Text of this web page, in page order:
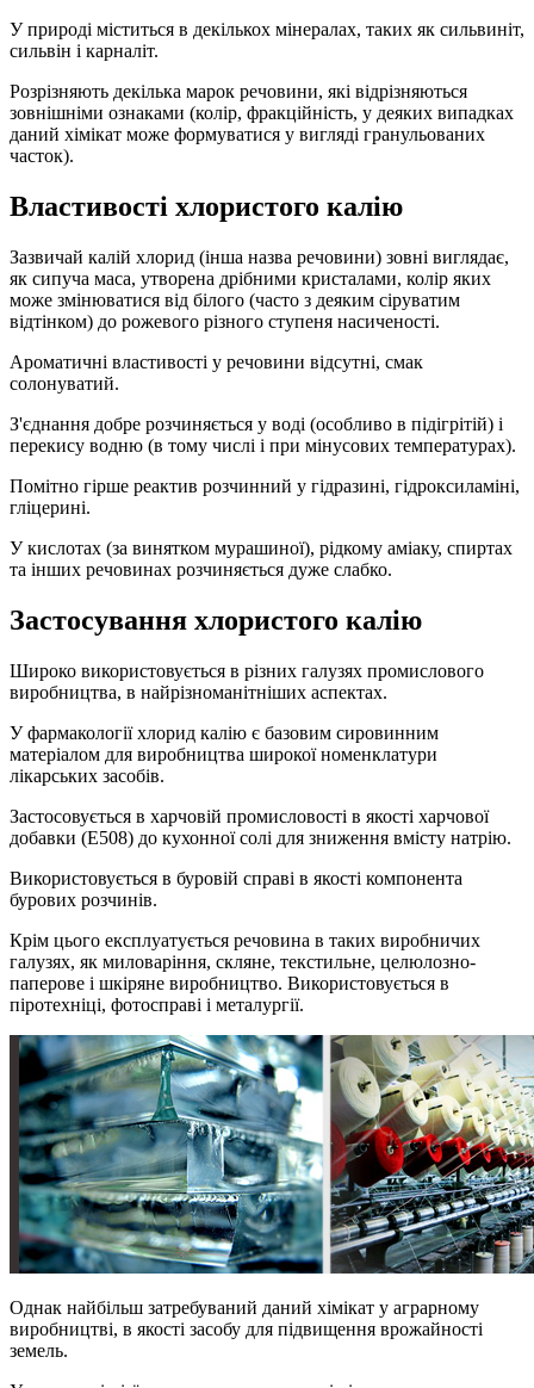
У природі міститься в декількох мінералах, таких як сильвиніт,
сильвін і карналіт.
Розрізняють декілька марок речовини, які відрізняються
зовнішніми ознаками (колір, фракційність, у деяких випадках
даний хімікат може формуватися у вигляді гранульованих
часток).
Властивості хлористого калію
Зазвичай калій хлорид (інша назва речовини) зовні виглядає,
як сипуча маса, утворена дрібними кристалами, колір яких
може змінюватися від білого (часто з деяким сіруватим
відтінком) до рожевого різного ступеня насиченості.
Ароматичні властивості у речовини відсутні, смак
солонуватий.
З'єднання добре розчиняється у воді (особливо в підігрітій) і
перекису водню (в тому числі і при мінусових температурах).
Помітно гірше реактив розчинний у гідразині, гідроксиламіні,
гліцерині.
У кислотах (за винятком мурашиної), рідкому аміаку, спиртах
та інших речовинах розчиняється дуже слабко.
Застосування хлористого калію
Широко використовується в різних галузях промислового
виробництва, в найрізноманітніших аспектах.
У фармакології хлорид калію є базовим сировинним
матеріалом для виробництва широкої номенклатури
лікарських засобів.
Застосовується в харчовій промисловості в якості харчової
добавки (Е508) до кухонної солі для зниження вмісту натрію.
Використовується в буровій справі в якості компонента
бурових розчинів.
Крім цього експлуатується речовина в таких виробничих
галузях, як миловаріння, скляне, текстильне, целюлозно-
паперове і шкіряне виробництво. Використовується в
піротехніці, фотосправі і металургії.
Однак найбільш затребуваний даний хімікат у аграрному
виробництві, в якості засобу для підвищення врожайності
земель.